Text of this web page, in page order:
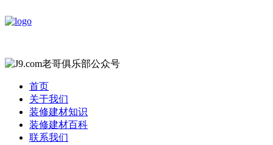
首页
关于我们
装修建材知识
装修建材百科
联系我们